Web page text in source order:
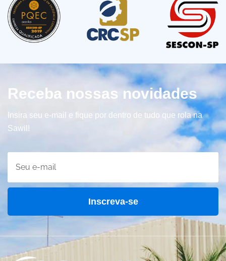
Receba nossas novidades
Insira seu e-mail e fique por dentro de tudo que rola na
Sawil!
Inscreva-se